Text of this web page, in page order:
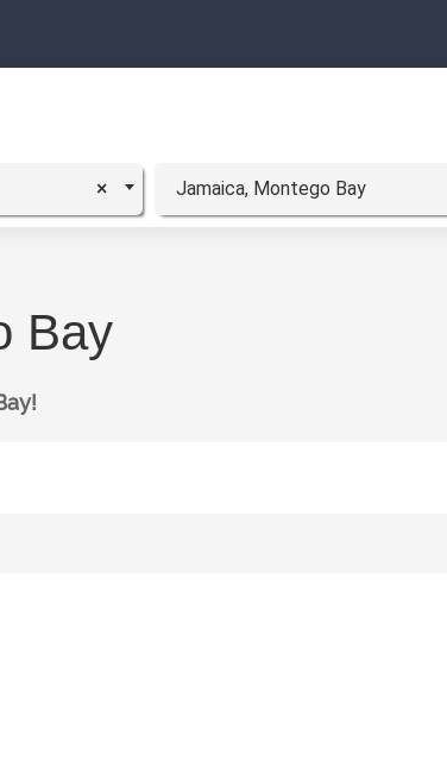
× Jamaica, Montego Bay
Bay